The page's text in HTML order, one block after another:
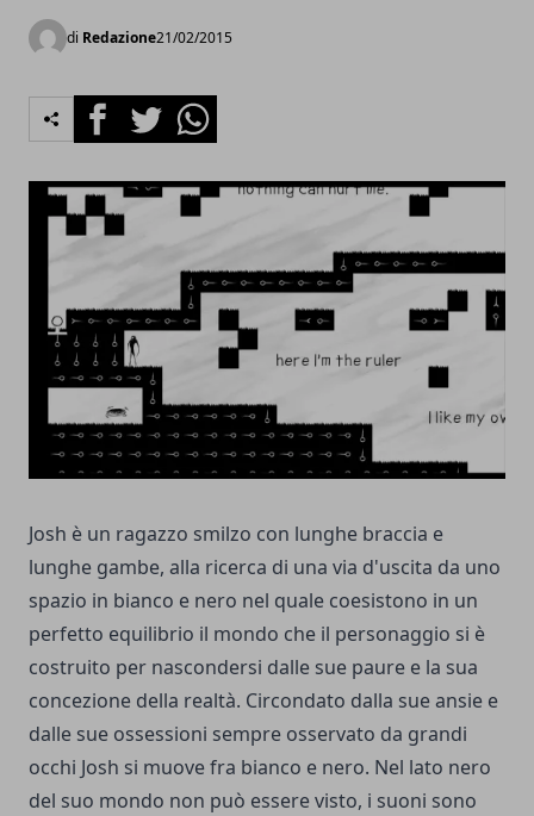
di Redazione21/02/2015
FacebookTwitterWhatsapp
Josh è un ragazzo smilzo con lunghe braccia e
lunghe gambe, alla ricerca di una via d'uscita da uno
spazio in bianco e nero nel quale coesistono in un
perfetto equilibrio il mondo che il personaggio si è
costruito per nascondersi dalle sue paure e la sua
concezione della realtà. Circondato dalla sue ansie e
dalle sue ossessioni sempre osservato da grandi
occhi Josh si muove fra bianco e nero. Nel lato nero
del suo mondo non può essere visto, i suoni sono